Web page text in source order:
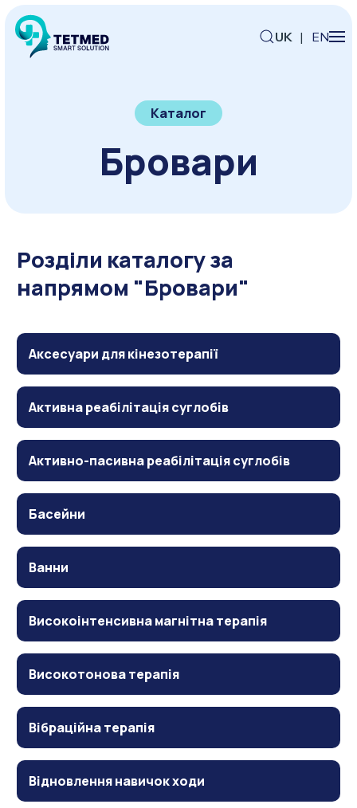
UK | EN
Каталог
Бровари
Розділи каталогу за
напрямом "Бровари"
Аксесуари для кінезотерапії
Активна реабілітація суглобів
Активно-пасивна реабілітація суглобів
Басейни
Ванни
Високоінтенсивна магнітна терапія
Високотонова терапія
Вібраційна терапія
Відновлення навичок ходи